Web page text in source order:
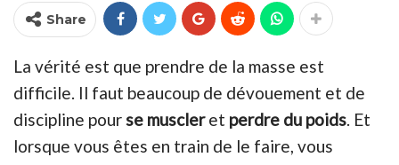
Share
La vérité est que prendre de la masse est
difficile. Il faut beaucoup de dévouement et de
discipline pourse muscleret perdre du poids. Et
lorsque vous êtes en train de le faire, vous